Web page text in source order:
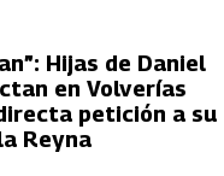
Hijas de Daniel
en Volverías
petición a su
Reyna